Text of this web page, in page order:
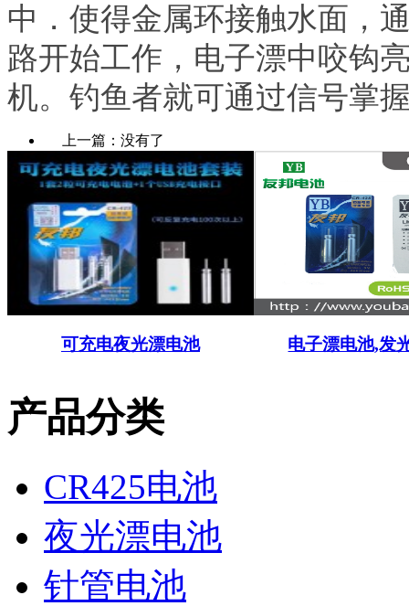
中．使得金属环接触水面，
路开始工作，电子漂中咬钩
机。钓鱼者就可通过信号掌
上一篇：没有了
可充电夜光漂电池 电子漂电池,发
产品分类
CR425电池
夜光漂电池
针管电池